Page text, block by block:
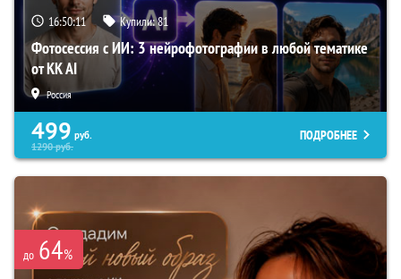
16:50:10 Купили:81
Фотосессия с ИИ: 3 нейрофотографии в любой тематике
от KK AI
Россия
499 руб.
1290руб.
ПОДРОБНЕЕ
до 64%